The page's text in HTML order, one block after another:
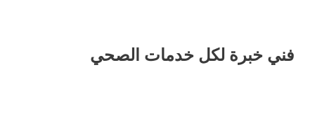
فني خبرة لكل خدمات الصحي